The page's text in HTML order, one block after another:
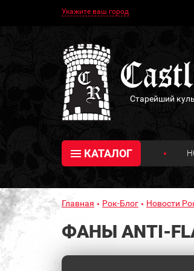
Укажите ваш город
Старейший
КАТАЛОГ
Главная Рок-Блог Новости
ФАНЫ ANTI-